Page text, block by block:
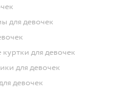
для девочек
куртки для девочек
для девочек
девочек